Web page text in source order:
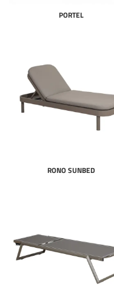
PORTEL
RONO SUNBED